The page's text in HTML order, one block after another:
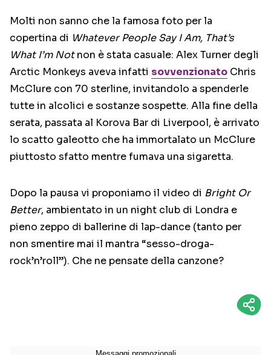
Molti non sanno che la famosa foto per la
copertina di Whatever People Say I Am, That’s
What I’m Notnon è stata casuale: Alex Turner degli
Arctic Monkeys aveva infatti sovvenzionato Chris
McClure con 70 sterline, invitandolo a spenderle
tutte in alcolici e sostanze sospette. Alla fine della
serata, passata al Korova Bar di Liverpool, è arrivato
lo scatto galeotto che ha immortalato un McClure
piuttosto sfatto mentre fumava una sigaretta.
Dopo la pausa vi proponiamo il video di Bright Or
Better, ambientato in un night club di Londra e
pieno zeppo di ballerine di lap-dance (tanto per
non smentire mai il mantra “sesso-droga-
rock’n’roll”). Che ne pensate della canzone?